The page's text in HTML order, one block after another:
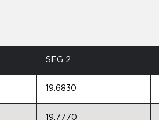
SEG 2
19.6830
19.7770